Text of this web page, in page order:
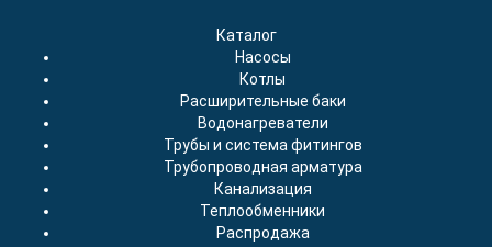
Каталог
Насосы
Котлы
Расширительные баки
Водонагреватели
Трубы и система фитингов
Трубопроводная арматура
Канализация
Теплообменники
Распродажа